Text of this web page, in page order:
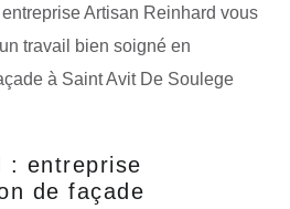
Artisan Reinhard vous
travail bien soigné en
à Saint Avit De Soulege
: entreprise
de façade